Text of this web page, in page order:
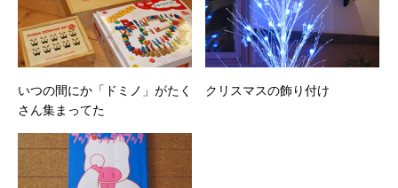
いつの間にか「ドミノ」がたく
さん集まってた
クリスマスの飾り付け